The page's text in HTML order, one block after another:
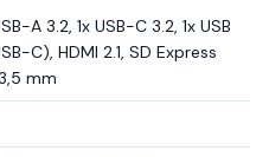
A 3.2, 1x USB-C 3.2, 1x USB
C), HDMI 2.1, SD Express
mm